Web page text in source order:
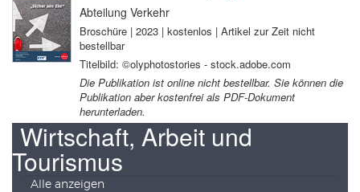
Abteilung Verkehr
Broschüre | 2023 | kostenlos | Artikel zur Zeit nicht
bestellbar
Titelbild: ©olyphotostories - stock.adobe.com
Die Publikation ist online nicht bestellbar. Sie können die
Publikation aber kostenfrei als PDF-Dokument
herunterladen.
Wirtschaft, Arbeit und
Tourismus
Alle anzeigen